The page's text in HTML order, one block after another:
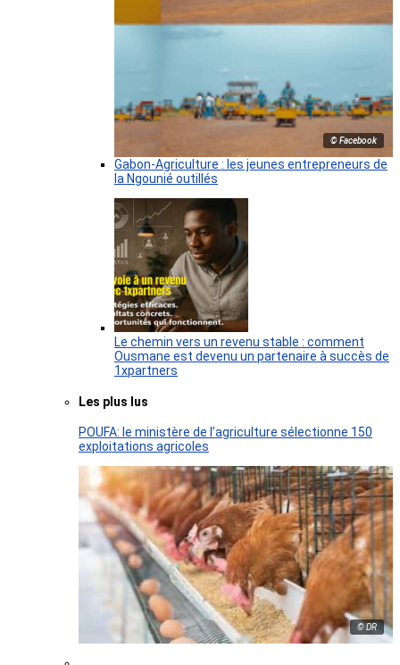
© Facebook
Gabon-Agriculture : les jeunes entrepreneurs de
la Ngounié outillés
Le chemin vers un revenu stable : comment
Ousmane est devenu un partenaire à succès de
1xpartners
Les plus lus
POUFA: le ministère de l’agriculture sélectionne 150
exploitations agricoles
© DR